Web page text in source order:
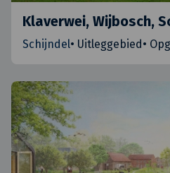
Klaverwei, Wijbosch,
Schijndel• Uitleggebied•